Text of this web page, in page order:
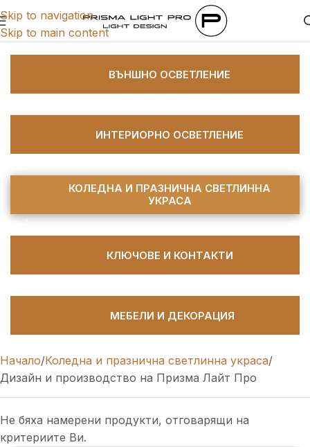
Skip to navigation
Skip to main content
ВЪНШНО ОСВЕТЛЕНИЕ
ИНТЕРИОРНО ОСВЕТЛЕНИЕ
КОЛЕДНА И ПРАЗНИЧНА СВЕТЛИННА
УКРАСА
КЛЮЧОВЕ И КОНТАКТИ
МЕБЕЛИ И ДЕКОРАЦИЯ
Начало Коледна и празнична светлинна украса
Дизайн и производство на Призма Лайт Про
Не бяха намерени продукти, отговарящи на
критериите Ви.